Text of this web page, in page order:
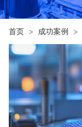
首页 成功案例